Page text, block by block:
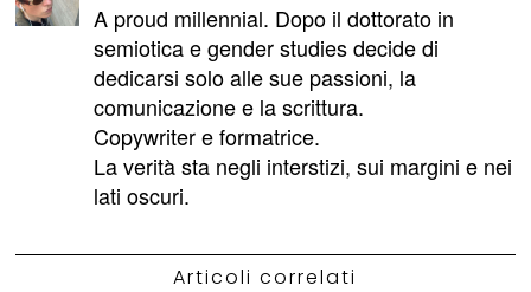
A proud millennial. Dopo il dottorato in
semiotica e gender studies decide di
dedicarsi solo alle sue passioni, la
comunicazione e la scrittura.
Copywriter e formatrice.
La verità sta negli interstizi, sui margini e nei
lati oscuri.
Articoli correlati